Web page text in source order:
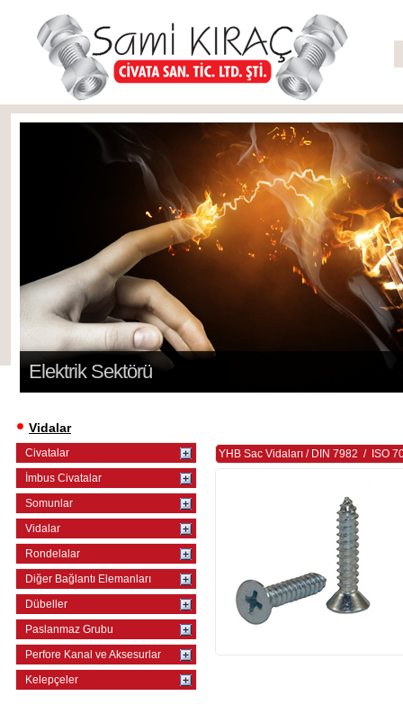
Elektrik Sektörü
Vidalar
Civatalar
İmbus Civatalar
Somunlar
Vidalar
Rondelalar
Diğer Bağlantı Elemanları
Dübeller
Paslanmaz Grubu
Perfore Kanal ve Aksesurlar
Kelepçeler
YHB Sac Vidaları /DIN 7982 /ISO